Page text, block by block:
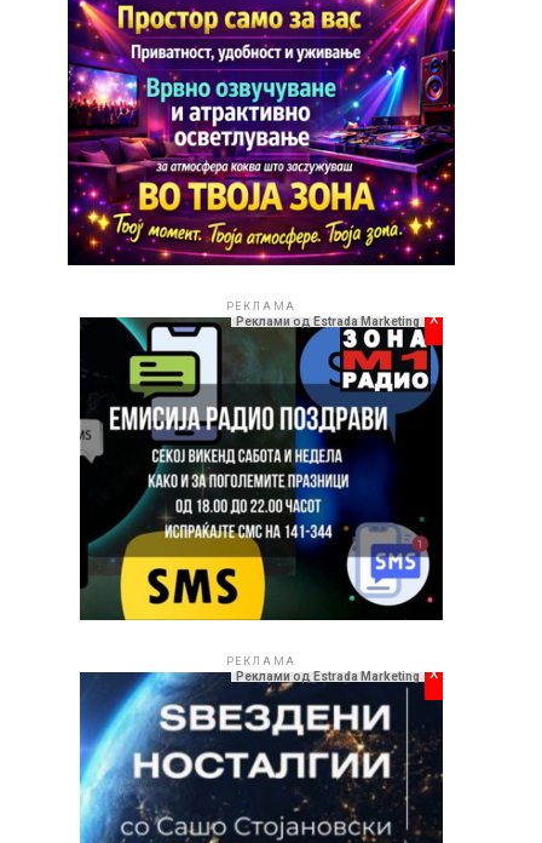
РЕКЛАМА
Реклами од Estrada Marketing x
РЕКЛАМА
Реклами од Estrada Marketing x